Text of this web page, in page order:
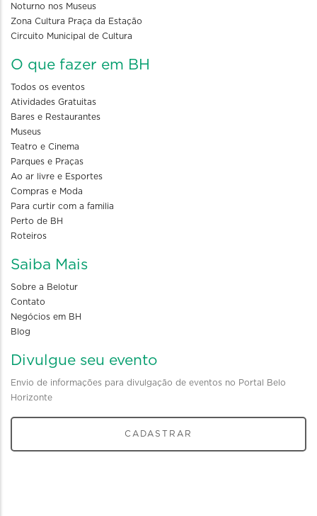
Noturno nos Museus
Zona Cultura Praça da Estação
Circuito Municipal de Cultura
O que fazer em BH
Todos os eventos
Atividades Gratuitas
Bares e Restaurantes
Museus
Teatro e Cinema
Parques e Praças
Ao ar livre e Esportes
Compras e Moda
Para curtir com a familia
Perto de BH
Roteiros
Saiba Mais
Sobre a Belotur
Contato
Negócios em BH
Blog
Divulgue seu evento
Envio de informações para divulgação de eventos no Portal Belo
Horizonte
CADASTRAR